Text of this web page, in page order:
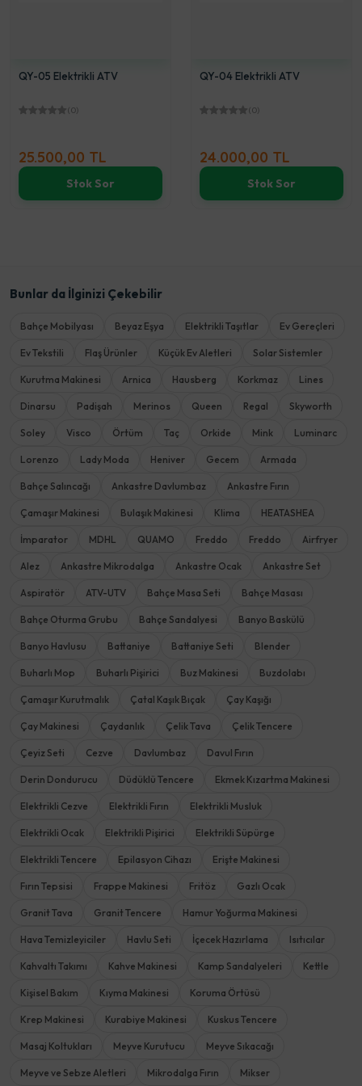
QY-05 Elektrikli ATV
(0)
25.500,00 TL
Stok Sor
QY-04 Elektrikli ATV
(0)
24.000,00 TL
Stok Sor
Bunlar da İlginizi Çekebilir
Bahçe Mobilyası Beyaz Eşya Elektrikli Taşıtlar Ev Gereçleri
Ev Tekstili Flaş Ürünler Küçük Ev Aletleri Solar Sistemler
Kurutma Makinesi Arnica Hausberg Korkmaz Lines
Dinarsu Padişah Merinos Queen Regal Skyworth
Soley Visco Örtüm Taç Orkide Mink Luminarc
Lorenzo Lady Moda Heniver Gecem Armada
Bahçe Salıncağı Ankastre Davlumbaz Ankastre Fırın
Çamaşır Makinesi Bulaşık Makinesi Klima HEATASHEA
İmparator MDHL QUAMO Freddo Freddo Airfryer
Alez Ankastre Mikrodalga Ankastre Ocak Ankastre Set
Aspiratör ATV-UTV Bahçe Masa Seti Bahçe Masası
Bahçe Oturma Grubu Bahçe Sandalyesi Banyo Baskülü
Banyo Havlusu Battaniye Battaniye Seti Blender
Buharlı Mop Buharlı Pişirici Buz Makinesi Buzdolabı
Çamaşır Kurutmalık Çatal Kaşık Bıçak Çay Kaşığı
Çay Makinesi Çaydanlık Çelik Tava Çelik Tencere
Çeyiz Seti Cezve Davlumbaz Davul Fırın
Derin Dondurucu Düdüklü Tencere Ekmek Kızartma Makinesi
Elektrikli Cezve Elektrikli Fırın Elektrikli Musluk
Elektrikli Ocak Elektrikli Pişirici Elektrikli Süpürge
Elektrikli Tencere Epilasyon Cihazı Erişte Makinesi
Fırın Tepsisi Frappe Makinesi Fritöz Gazlı Ocak
Granit Tava Granit Tencere Hamur Yoğurma Makinesi
Hava Temizleyiciler Havlu Seti İçecek Hazırlama Isıtıcılar
Kahvaltı Takımı Kahve Makinesi Kamp Sandalyeleri Kettle
Kişisel Bakım Kıyma Makinesi Koruma Örtüsü
Krep Makinesi Kurabiye Makinesi Kuskus Tencere
Masaj Koltukları Meyve Kurutucu Meyve Sıkacağı
Meyve ve Sebze Aletleri Mikrodalga Fırın Mikser